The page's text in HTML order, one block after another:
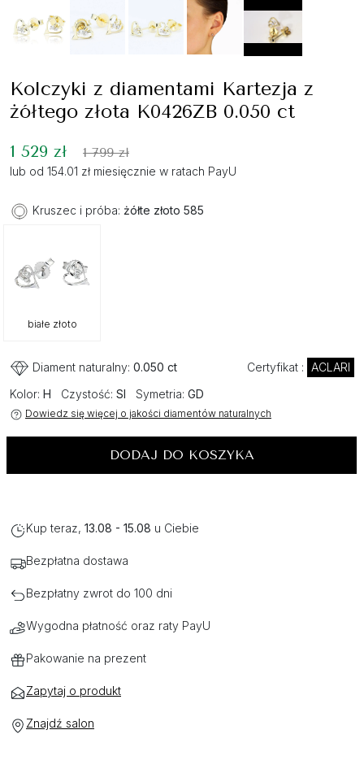
Kolczyki z diamentami Kartezja z
żółtego złota K0426ZB 0.050 ct
1 529 zł 1 799 zł
lub od 154.01 zł miesięcznie w ratach PayU
Kruszec i próba: żółte złoto 585
białe złoto
Diament naturalny: 0.050 ct Certyfikat : ACLARI
Kolor: H Czystość: SI Symetria: GD
Dowiedz się więcej o jakości diamentów naturalnych
DODAJ DO KOSZYKA
Kup teraz, 13.08 - 15.08 u Ciebie
Bezpłatna dostawa
Bezpłatny zwrot do 100 dni
Wygodna płatność oraz raty PayU
Pakowanie na prezent
Zapytaj o produkt
Znajdź salon